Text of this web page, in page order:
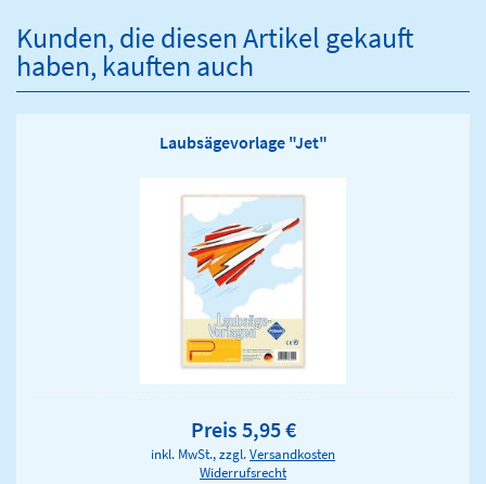
Kunden, die diesen Artikel gekauft
haben, kauften auch
Laubsägevorlage "Jet"
Preis 5,95 €
inkl. MwSt., zzgl.Versandkosten
Widerrufsrecht